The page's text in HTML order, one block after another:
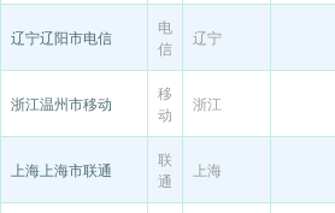
辽宁辽阳市电信
电
信
辽宁
浙江温州市移动
移
动
浙江
上海上海市联通
联
通
上海